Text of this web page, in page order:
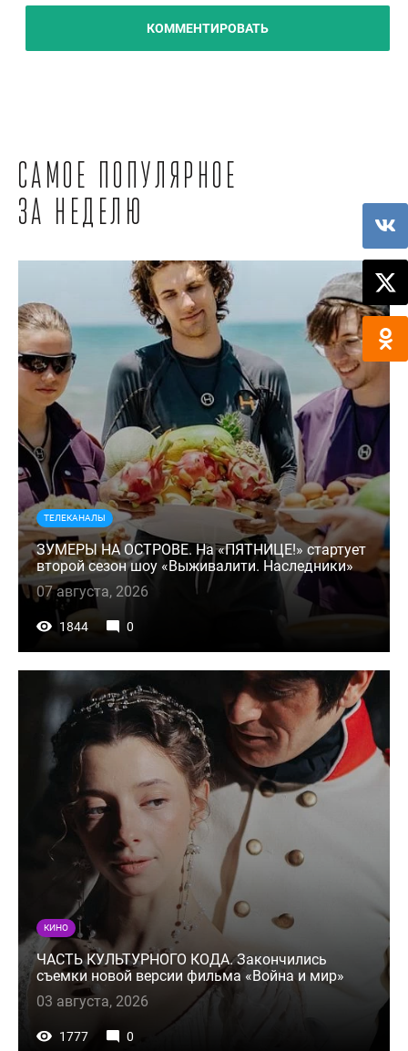
КОММЕНТИРОВАТЬ
Самое популярное
за неделю
ТЕЛЕКАНАЛЫ
ЗУМЕРЫ НА ОСТРОВЕ. На «ПЯТНИЦЕ!» стартует
второй сезон шоу «Выживалити. Наследники»
07 августа, 2026
1844 0
КИНО
ЧАСТЬ КУЛЬТУРНОГО КОДА. Закончились
съемки новой версии фильма «Война и мир»
03 августа, 2026
1777 0